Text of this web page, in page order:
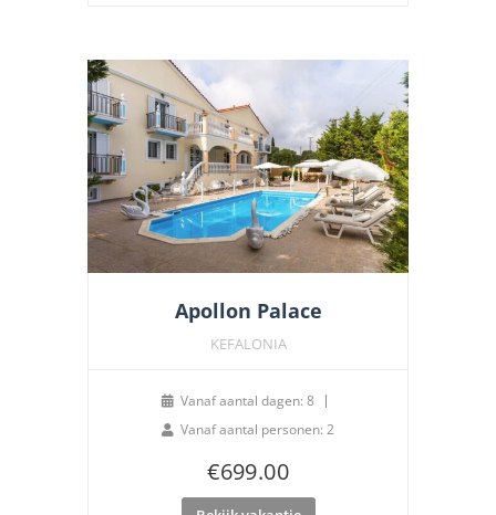
Apollon Palace
KEFALONIA
Vanaf aantal dagen: 8
Vanaf aantal personen: 2
€699.00